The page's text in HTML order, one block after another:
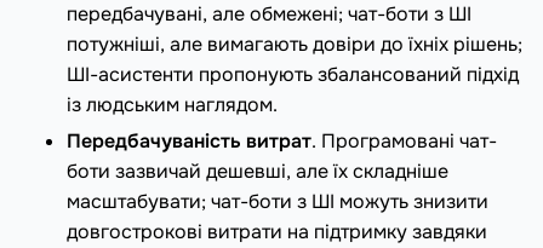
передбачувані, але обмежені; чат-боти з ШІ
потужніші, але вимагають довіри до їхніх рішень;
ШІ-асистенти пропонують збалансований підхід
із людським наглядом.
Передбачуваність витрат. Програмовані чат-
боти зазвичай дешевші, але їх складніше
масштабувати; чат-боти з ШІ можуть знизити
довгострокові витрати на підтримку завдяки